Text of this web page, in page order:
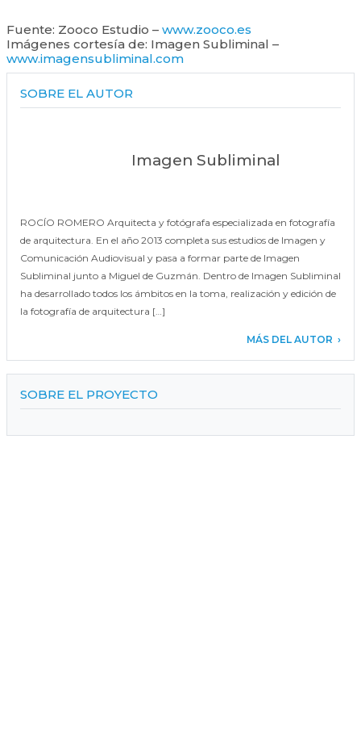
Fuente: Zooco Estudio – www.zooco.es
Imágenes cortesía de: Imagen Subliminal –
www.imagensubliminal.com
SOBRE EL AUTOR
Imagen Subliminal
ROCÍO ROMERO Arquitecta y fotógrafa especializada en fotografía
de arquitectura. En el año 2013 completa sus estudios de Imagen y
Comunicación Audiovisual y pasa a formar parte de Imagen
Subliminal junto a Miguel de Guzmán. Dentro de Imagen Subliminal
ha desarrollado todos los ámbitos en la toma, realización y edición de
la fotografía de arquitectura […]
MÁS DEL AUTOR
SOBRE EL PROYECTO